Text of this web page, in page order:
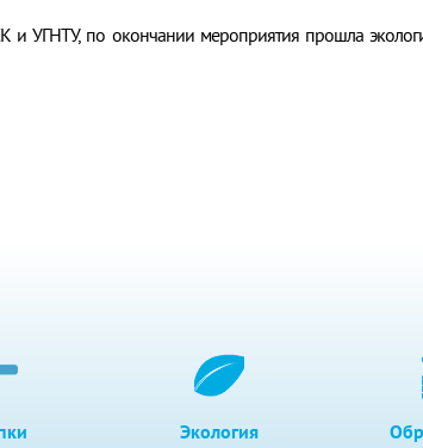
УГНТУ, по окончании мероприятия прошла
Экология